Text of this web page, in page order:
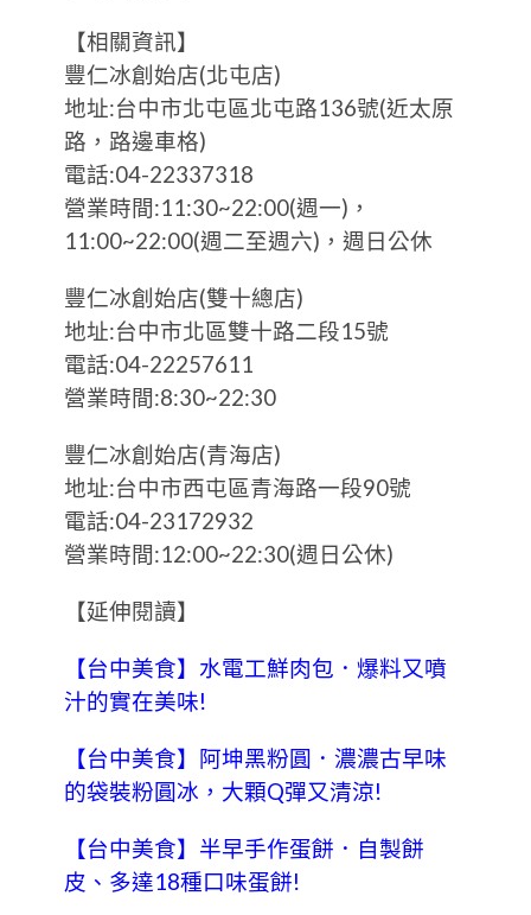
【相關資訊】
豐仁冰創始店(北屯店)
地址:台中市北屯區北屯路136號(近太原
路，路邊車格)
電話:04-22337318
營業時間:11:30~22:00(週一)，
11:00~22:00(週二至週六)，週日公休
豐仁冰創始店(雙十總店)
地址:台中市北區雙十路二段15號
電話:04-22257611
營業時間:8:30~22:30
豐仁冰創始店(青海店)
地址:台中市西屯區青海路一段90號
電話:04-23172932
營業時間:12:00~22:30(週日公休)
【延伸閱讀】
【台中美食】水電工鮮肉包．爆料又噴
汁的實在美味!
【台中美食】阿坤黑粉圓．濃濃古早味
的袋裝粉圓冰，大顆Q彈又清涼!
【台中美食】半早手作蛋餅．自製餅
皮、多達18種口味蛋餅!